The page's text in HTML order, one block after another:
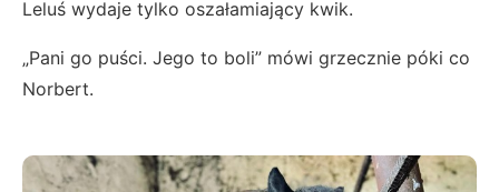
Leluś wydaje tylko oszałamiający kwik.
„Pani go puści. Jego to boli” mówi grzecznie póki co
Norbert.